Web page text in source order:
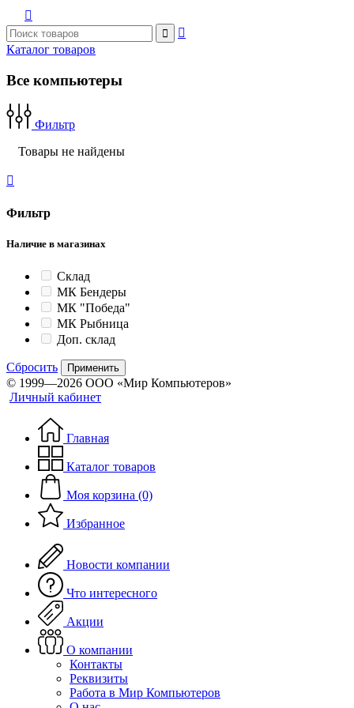



Каталог товаров
Все компьютеры
Фильтр
Товары не найдены

Фильтр
Наличие в магазинах
Склад
МК Бендеры
МК "Победа"
МК Рыбница
Доп. склад
Сбросить Применить
© 1999—2026 ООО «Мир Компьютеров»
Личный кабинет
Главная
Каталог товаров
Моя корзина (0)
Избранное
Новости компании
Что интересного
Акции
О компании
Контакты
Реквизиты
Работа в Мир Компьютеров